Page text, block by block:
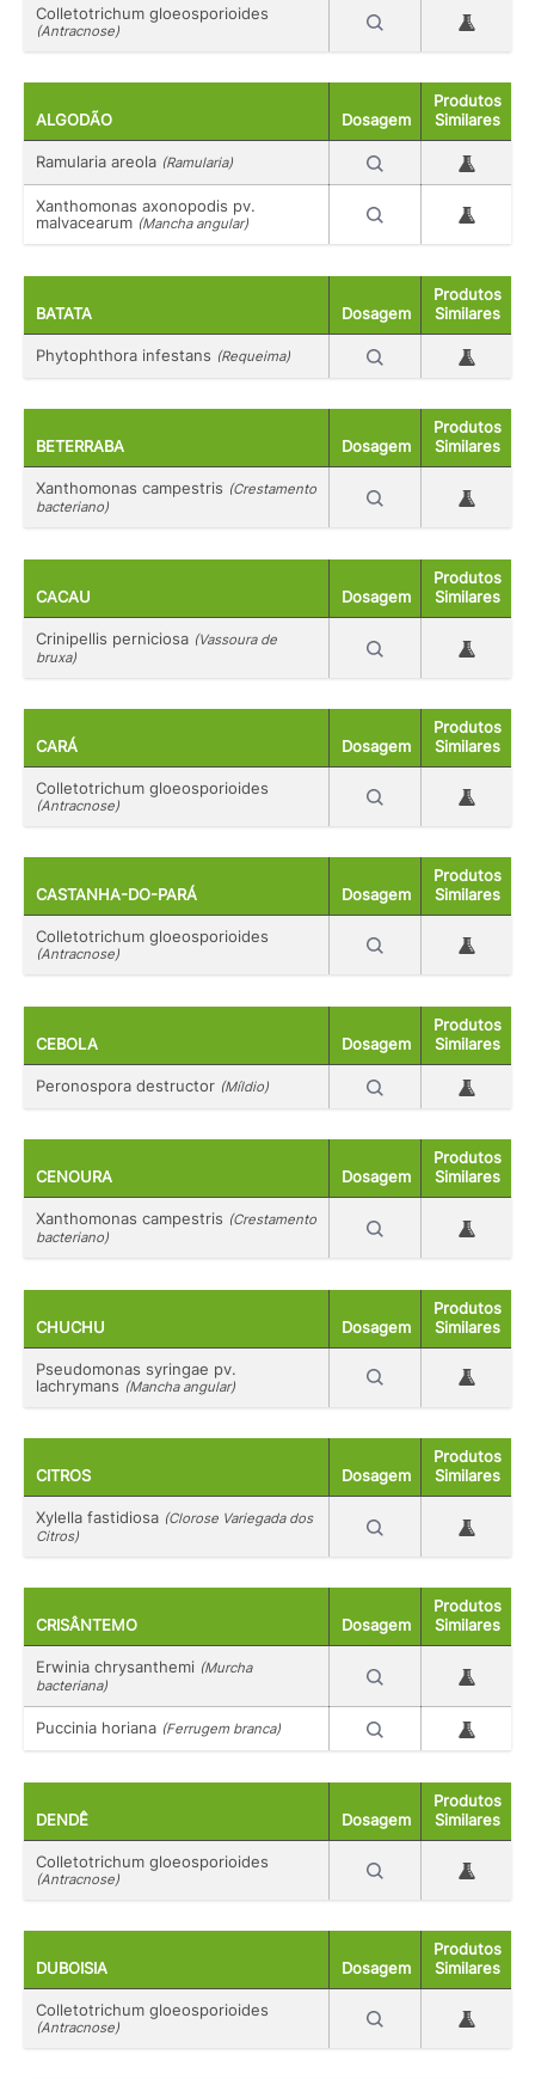
Colletotrichum gloeosporioides
(Antracnose)
ALGODÃO Dosagem
Produtos
Similares
Ramularia areola (Ramularia)
Xanthomonas axonopodis pv.
malvacearum (Mancha angular)
BATATA Dosagem
Produtos
Similares
Phytophthora infestans (Requeima)
BETERRABA Dosagem
Produtos
Similares
Xanthomonas campestris (Crestamento
bacteriano)
CACAU Dosagem
Produtos
Similares
Crinipellis perniciosa (Vassoura de
bruxa)
CARÁ Dosagem
Produtos
Similares
Colletotrichum gloeosporioides
(Antracnose)
CASTANHA-DO-PARÁ Dosagem
Produtos
Similares
Colletotrichum gloeosporioides
(Antracnose)
CEBOLA Dosagem
Produtos
Similares
Peronospora destructor (Míldio)
CENOURA Dosagem
Produtos
Similares
Xanthomonas campestris (Crestamento
bacteriano)
CHUCHU Dosagem
Produtos
Similares
Pseudomonas syringae pv.
lachrymans (Mancha angular)
CITROS Dosagem
Produtos
Similares
Xylella fastidiosa (Clorose Variegada dos
Citros)
CRISÂNTEMO Dosagem
Produtos
Similares
Erwinia chrysanthemi (Murcha
bacteriana)
Puccinia horiana (Ferrugem branca)
DENDÊ Dosagem
Produtos
Similares
Colletotrichum gloeosporioides
(Antracnose)
DUBOISIA Dosagem
Produtos
Similares
Colletotrichum gloeosporioides
(Antracnose)